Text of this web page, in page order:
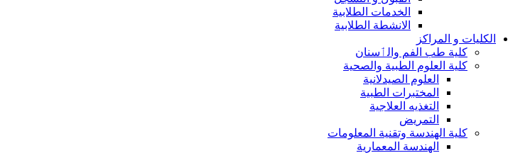
الخدمات الطلابية
الانشطة الطلابية
الكليات و المراكز
كلية طب الفم والٲسنان
كلية العلوم الطبية والصحية
العلوم الصيدلانية
المختبرات الطبية
التغذيه العلاجية
التمريض
كلية الهندسة وتقنية المعلومات
الهندسة المعمارية